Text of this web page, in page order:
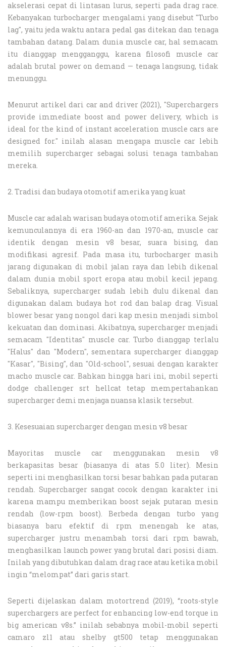
akselerasi cepat di lintasan lurus, seperti pada drag race.
Kebanyakan turbocharger mengalami yang disebut "Turbo
lag", yaitu jeda waktu antara pedal gas ditekan dan tenaga
tambahan datang. Dalam dunia muscle car, hal semacam
itu dianggap mengganggu, karena filosofi muscle car
adalah brutal power on demand — tenaga langsung, tidak
menunggu.
Menurut artikel dari car and driver (2021), "Superchargers
provide immediate boost and power delivery, which is
ideal for the kind of instant acceleration muscle cars are
designed for." inilah alasan mengapa muscle car lebih
memilih supercharger sebagai solusi tenaga tambahan
mereka.
2. Tradisi dan budaya otomotif amerika yang kuat
Muscle car adalah warisan budaya otomotif amerika. Sejak
kemunculannya di era 1960-an dan 1970-an, muscle car
identik dengan mesin v8 besar, suara bising, dan
modifikasi agresif. Pada masa itu, turbocharger masih
jarang digunakan di mobil jalan raya dan lebih dikenal
dalam dunia mobil sport eropa atau mobil kecil jepang.
Sebaliknya, supercharger sudah lebih dulu dikenal dan
digunakan dalam budaya hot rod dan balap drag. Visual
blower besar yang nongol dari kap mesin menjadi simbol
kekuatan dan dominasi. Akibatnya, supercharger menjadi
semacam "Identitas" muscle car. Turbo dianggap terlalu
"Halus" dan "Modern", sementara supercharger dianggap
"Kasar", "Bising", dan "Old-school", sesuai dengan karakter
macho muscle car. Bahkan hingga hari ini, mobil seperti
dodge challenger srt hellcat tetap mempertahankan
supercharger demi menjaga nuansa klasik tersebut.
3. Kesesuaian supercharger dengan mesin v8 besar
Mayoritas muscle car menggunakan mesin v8
berkapasitas besar (biasanya di atas 5.0 liter). Mesin
seperti ini menghasilkan torsi besar bahkan pada putaran
rendah. Supercharger sangat cocok dengan karakter ini
karena mampu memberikan boost sejak putaran mesin
rendah (low-rpm boost). Berbeda dengan turbo yang
biasanya baru efektif di rpm menengah ke atas,
supercharger justru menambah torsi dari rpm bawah,
menghasilkan launch power yang brutal dari posisi diam.
Inilah yang dibutuhkan dalam drag race atau ketika mobil
ingin “melompat” dari garis start.
Seperti dijelaskan dalam motortrend (2019), “roots-style
superchargers are perfect for enhancing low-end torque in
big american v8s.” inilah sebabnya mobil-mobil seperti
camaro zl1 atau shelby gt500 tetap menggunakan